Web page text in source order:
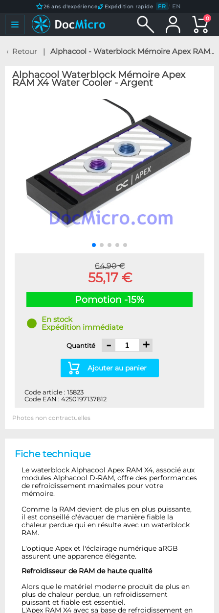
26 ans d'expérience Expédition rapide FR / EN
0
Retour Alphacool - Waterblock Mémoire Apex RAM X4 Water Cooler - Argent
Alphacool Waterblock Mémoire Apex
RAM X4 Water Cooler - Argent
64,90 €
55,17 €
Pomotion -15%
En stock
Expédition immédiate
Quantité - +
Ajouter au panier
Code article : 15823
Code EAN : 4250197137812
Photos non contractuelles
Fiche technique
Le waterblock Alphacool Apex RAM X4, associé aux
modules Alphacool D-RAM, offre des performances
de refroidissement maximales pour votre
mémoire.
Comme la RAM devient de plus en plus puissante,
il est conseillé d'évacuer de manière fiable la
chaleur perdue qui en résulte avec un waterblock
RAM.
L'optique Apex et l'éclairage numérique aRGB
assurent une apparence élégante.
Refroidisseur de RAM de haute qualité
Alors que le matériel moderne produit de plus en
plus de chaleur perdue, un refroidissement
puissant et fiable est essentiel.
L'Apex RAM X4 avec sa base de refroidissement en